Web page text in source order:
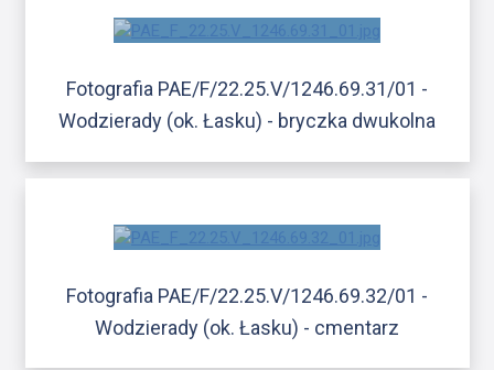
Fotografia PAE/F/22.25.V/1246.69.31/01 -
Wodzierady (ok. Łasku) - bryczka dwukolna
Fotografia PAE/F/22.25.V/1246.69.32/01 -
Wodzierady (ok. Łasku) - cmentarz